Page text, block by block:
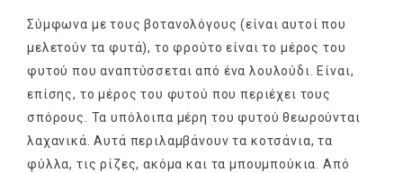
Σύμφωνα με τους βοτανολόγους (είναι αυτοί που
μελετούν τα φυτά), το φρούτο είναι το μέρος του
φυτού που αναπτύσσεται από ένα λουλούδι. Είναι,
επίσης, το μέρος του φυτού που περιέχει τους
σπόρους. Τα υπόλοιπα μέρη του φυτού θεωρούνται
λαχανικά. Αυτά περιλαμβάνουν τα κοτσάνια, τα
φύλλα, τις ρίζες, ακόμα και τα μπουμπούκια. Από